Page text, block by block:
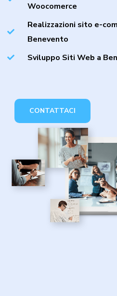
Woocomerce
Realizzazioni sito e-
Benevento
Sviluppo Siti Web a
CONTATTACI